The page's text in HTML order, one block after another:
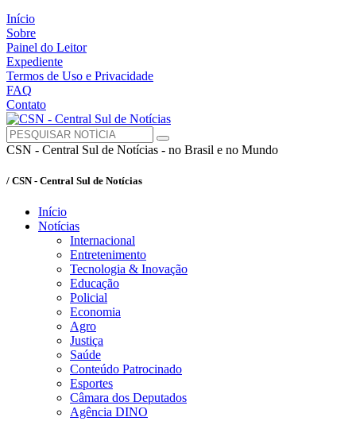
Início
Sobre
Painel do Leitor
Expediente
Termos de Uso e Privacidade
FAQ
Contato
CSN - Central Sul de Notícias - no Brasil e no Mundo
/ CSN - Central Sul de Notícias
Início
Notícias
Internacional
Entretenimento
Tecnologia & Inovação
Educação
Policial
Economia
Agro
Justiça
Saúde
Conteúdo Patrocinado
Esportes
Câmara dos Deputados
Agência DINO